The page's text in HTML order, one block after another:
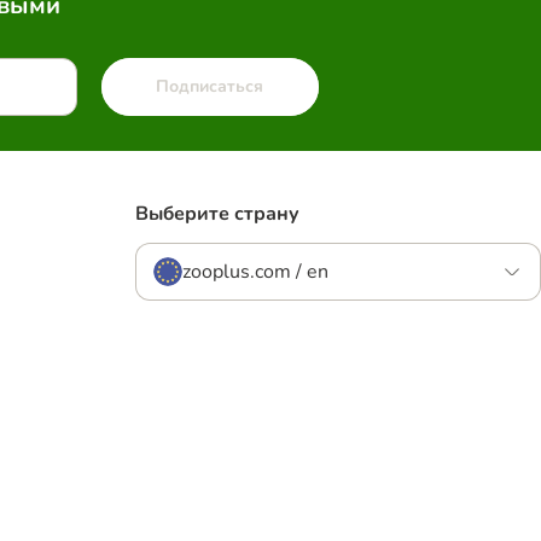
Подписаться
Выберите страну
zooplus.com / en